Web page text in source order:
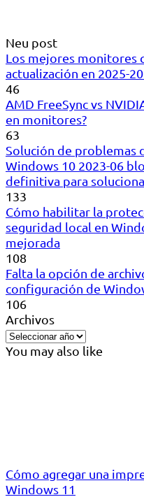
Neu post
Los mejores monitores
actualización en 2025-
46
AMD FreeSync vs
en monitores?
63
Solución de problemas
Windows 10 2023-06
definitiva para
133
Cómo habilitar la
seguridad local en
mejorada
108
Falta la opción de
configuración de
106
Archivos
You may also like
Cómo agregar una
Windows 11